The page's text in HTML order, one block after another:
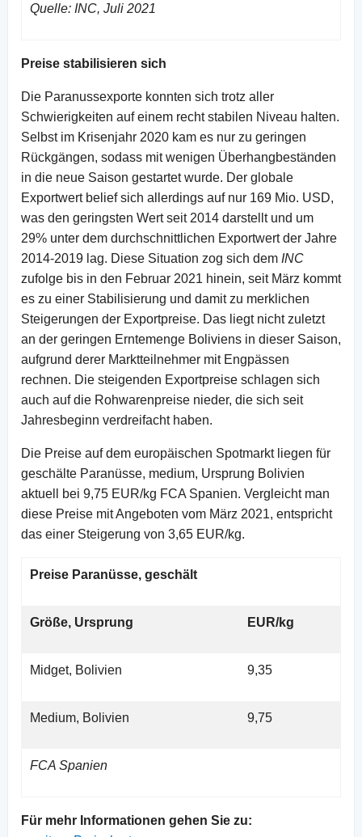
Quelle: INC, Juli 2021
Preise stabilisieren sich
Die Paranussexporte konnten sich trotz aller
Schwierigkeiten auf einem recht stabilen Niveau halten.
Selbst im Krisenjahr 2020 kam es nur zu geringen
Rückgängen, sodass mit wenigen Überhangbeständen
in die neue Saison gestartet wurde. Der globale
Exportwert belief sich allerdings auf nur 169 Mio. USD,
was den geringsten Wert seit 2014 darstellt und um
29% unter dem durchschnittlichen Exportwert der Jahre
2014-2019 lag. Diese Situation zog sich dem INC
zufolge bis in den Februar 2021 hinein, seit März kommt
es zu einer Stabilisierung und damit zu merklichen
Steigerungen der Exportpreise. Das liegt nicht zuletzt
an der geringen Erntemenge Boliviens in dieser Saison,
aufgrund derer Marktteilnehmer mit Engpässen
rechnen. Die steigenden Exportpreise schlagen sich
auch auf die Rohwarenpreise nieder, die sich seit
Jahresbeginn verdreifacht haben.
Die Preise auf dem europäischen Spotmarkt liegen für
geschälte Paranüsse, medium, Ursprung Bolivien
aktuell bei 9,75 EUR/kg FCA Spanien. Vergleicht man
diese Preise mit Angeboten vom März 2021, entspricht
das einer Steigerung von 3,65 EUR/kg.
Preise Paranüsse, geschält
Größe, Ursprung EUR/kg
Midget, Bolivien 9,35
Medium, Bolivien 9,75
FCA Spanien
Für mehr Informationen gehen Sie zu: